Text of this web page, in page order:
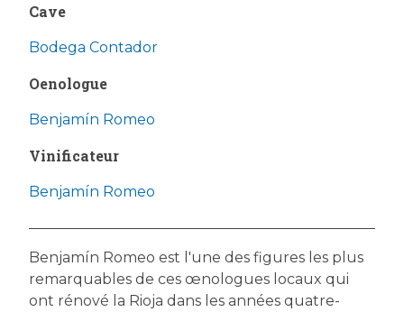
Cave
Bodega Contador
Oenologue
Benjamín Romeo
Vinificateur
Benjamín Romeo
Benjamín Romeo est l'une des figures les plus
remarquables de ces œnologues locaux qui
ont rénové la Rioja dans les années quatre-